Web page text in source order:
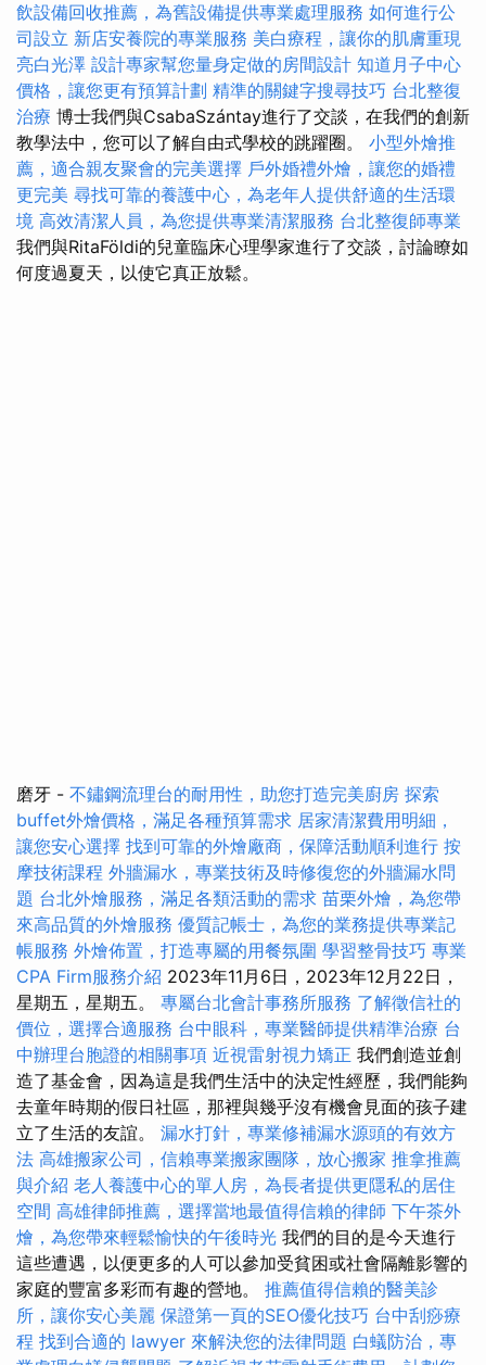
飲設備回收推薦，為舊設備提供專業處理服務 如何進行公
司設立 新店安養院的專業服務 美白療程，讓你的肌膚重現
亮白光澤 設計專家幫您量身定做的房間設計 知道月子中心
價格，讓您更有預算計劃 精準的關鍵字搜尋技巧 台北整復
治療 博士我們與CsabaSzántay進行了交談，在我們的創新
教學法中，您可以了解自由式學校的跳躍圈。 小型外燴推
薦，適合親友聚會的完美選擇 戶外婚禮外燴，讓您的婚禮
更完美 尋找可靠的養護中心，為老年人提供舒適的生活環
境 高效清潔人員，為您提供專業清潔服務 台北整復師專業
我們與RitaFöldi的兒童臨床心理學家進行了交談，討論瞭如
何度過夏天，以使它真正放鬆。
磨牙 - 不鏽鋼流理台的耐用性，助您打造完美廚房 探索
buffet外燴價格，滿足各種預算需求 居家清潔費用明細，
讓您安心選擇 找到可靠的外燴廠商，保障活動順利進行 按
摩技術課程 外牆漏水，專業技術及時修復您的外牆漏水問
題 台北外燴服務，滿足各類活動的需求 苗栗外燴，為您帶
來高品質的外燴服務 優質記帳士，為您的業務提供專業記
帳服務 外燴佈置，打造專屬的用餐氛圍 學習整骨技巧 專業
CPA Firm服務介紹 2023年11月6日，2023年12月22日，
星期五，星期五。 專屬台北會計事務所服務 了解徵信社的
價位，選擇合適服務 台中眼科，專業醫師提供精準治療 台
中辦理台胞證的相關事項 近視雷射視力矯正 我們創造並創
造了基金會，因為這是我們生活中的決定性經歷，我們能夠
去童年時期的假日社區，那裡與幾乎沒有機會見面的孩子建
立了生活的友誼。 漏水打針，專業修補漏水源頭的有效方
法 高雄搬家公司，信賴專業搬家團隊，放心搬家 推拿推薦
與介紹 老人養護中心的單人房，為長者提供更隱私的居住
空間 高雄律師推薦，選擇當地最值得信賴的律師 下午茶外
燴，為您帶來輕鬆愉快的午後時光 我們的目的是今天進行
這些遭遇，以便更多的人可以參加受貧困或社會隔離影響的
家庭的豐富多彩而有趣的營地。 推薦值得信賴的醫美診
所，讓你安心美麗 保證第一頁的SEO優化技巧 台中刮痧療
程 找到合適的 lawyer 來解決您的法律問題 白蟻防治，專